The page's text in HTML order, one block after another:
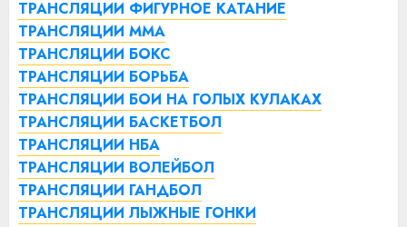
ТРАНСЛЯЦИИ ФИГУРНОЕ КАТАНИЕ
ТРАНСЛЯЦИИ ММА
ТРАНСЛЯЦИИ БОКС
ТРАНСЛЯЦИИ БОРЬБА
ТРАНСЛЯЦИИ БОИ НА ГОЛЫХ КУЛАКАХ
ТРАНСЛЯЦИИ БАСКЕТБОЛ
ТРАНСЛЯЦИИ НБА
ТРАНСЛЯЦИИ ВОЛЕЙБОЛ
ТРАНСЛЯЦИИ ГАНДБОЛ
ТРАНСЛЯЦИИ ЛЫЖНЫЕ ГОНКИ